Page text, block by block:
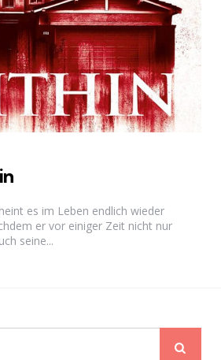
es im Leben endlich wieder
er vor einiger Zeit nicht nur
seine...